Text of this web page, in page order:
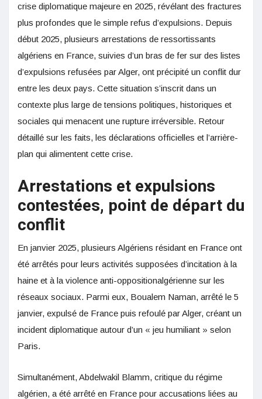
crise diplomatique majeure en 2025, révélant des fractures
plus profondes que le simple refus d’expulsions. Depuis
début 2025, plusieurs arrestations de ressortissants
algériens en France, suivies d’un bras de fer sur des listes
d’expulsions refusées par Alger, ont précipité un conflit dur
entre les deux pays. Cette situation s’inscrit dans un
contexte plus large de tensions politiques, historiques et
sociales qui menacent une rupture irréversible. Retour
détaillé sur les faits, les déclarations officielles et l’arrière-
plan qui alimentent cette crise.
Arrestations et expulsions
contestées, point de départ du
conflit
En janvier 2025, plusieurs Algériens résidant en France ont
été arrêtés pour leurs activités supposées d’incitation à la
haine et à la violence anti-oppositionalgérienne sur les
réseaux sociaux. Parmi eux, Boualem Naman, arrêté le 5
janvier, expulsé de France puis refoulé par Alger, créant un
incident diplomatique autour d’un « jeu humiliant » selon
Paris.
Simultanément, Abdelwakil Blamm, critique du régime
algérien, a été arrêté en France pour accusations liées au